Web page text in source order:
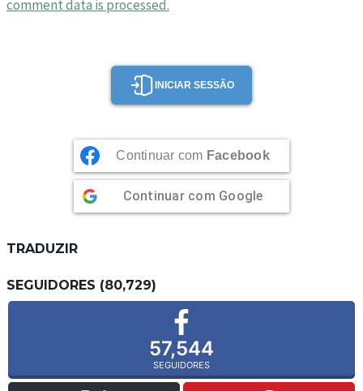
comment data is processed.
INICIAR SESSÃO
Continuar com Facebook
Continuar com Google
TRADUZIR
SEGUIDORES (80,729)
57,544
SEGUIDORES